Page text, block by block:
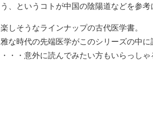
う、というコトが中国の陰陽道などを参考
楽しそうなラインナップの古代医学書。
雅な時代の先端医学がこのシリーズの中に
・・・意外に読んでみたい方もいらっし